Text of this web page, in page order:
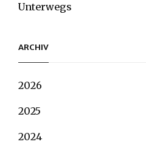
Unterwegs
ARCHIV
2026
2025
2024